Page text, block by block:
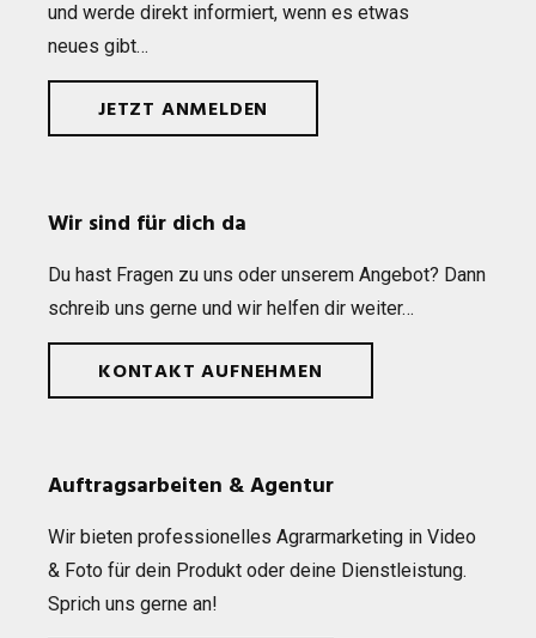
und werde direkt infor­miert, wenn es etwas
neues gibt…
JETZT ANMELDEN
Wir sind für dich da
Du hast Fra­gen zu uns oder unse­rem Ange­bot? Dann
schreib uns gerne und wir hel­fen dir weiter…
KONTAKT AUFNEHMEN
Auftragsarbeiten & Agentur
Wir bie­ten pro­fes­sio­nel­les Agrar­mar­ke­ting in Video
& Foto für dein Pro­dukt oder deine Dienst­leis­tung.
Sprich uns gerne an!